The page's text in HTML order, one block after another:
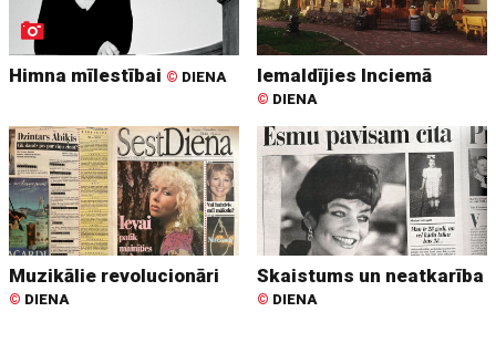
Himna mīlestībai © DIENA Iemaldījies Inciemā
© DIENA
Muzikālie revolucionāri
© DIENA
Skaistums un neatkarība
© DIENA